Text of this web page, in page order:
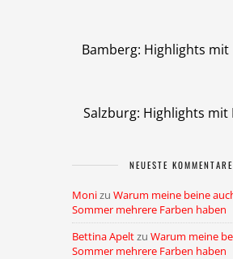
Bamberg: Highlights mit
Salzburg: Highlights mit
NEUESTE KOMMENTARE
Monizu Warum meine beine
Sommer mehrere Farben haben
Bettina Apeltzu Warum meine
Sommer mehrere Farben haben